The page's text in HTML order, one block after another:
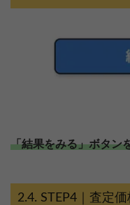
「結果をみる」ボタン
STEP4｜査定